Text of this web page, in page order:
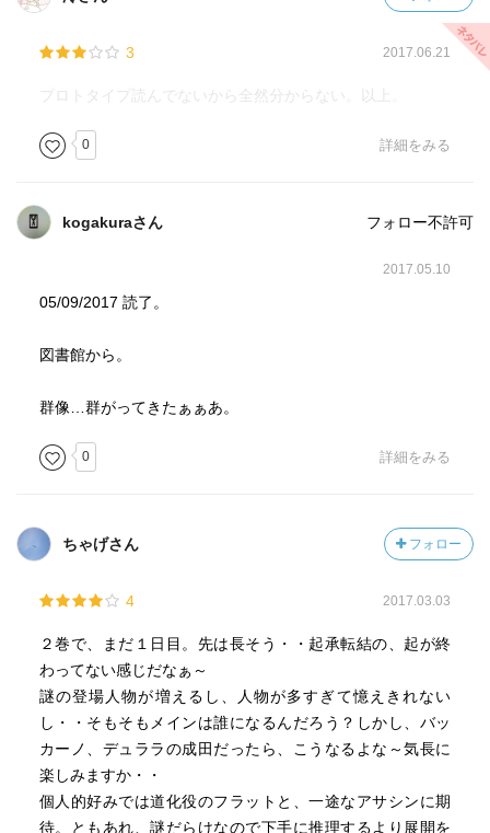
3 2017.06.21
プロトタイプ読んでないから全然分からない。以上。
0 詳細をみる
kogakuraさん フォロー不許可
2017.05.10
05/09/2017 読了。
図書館から。
群像…群がってきたぁぁあ。
0 詳細をみる
ちゃげさん フォロー
4 2017.03.03
２巻で、まだ１日目。先は長そう・・起承転結の、起が終
わってない感じだなぁ～
謎の登場人物が増えるし、人物が多すぎて憶えきれない
し・・そもそもメインは誰になるんだろう？しかし、バッ
カーノ、デュララの成田だったら、こうなるよな～気長に
楽しみますか・・
個人的好みでは道化役のフラットと、一途なアサシンに期
待。ともあれ、謎だらけなので下手に推理するより展開を